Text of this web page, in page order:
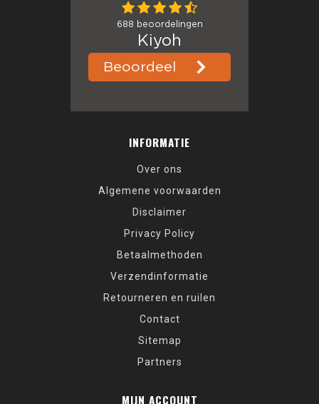
INFORMATIE
Over ons
Algemene voorwaarden
Disclaimer
Privacy Policy
Betaalmethoden
Verzendinformatie
Retourneren en ruilen
Contact
Sitemap
Partners
MIJN ACCOUNT